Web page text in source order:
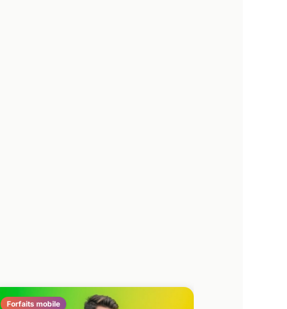
Forfaits mobile